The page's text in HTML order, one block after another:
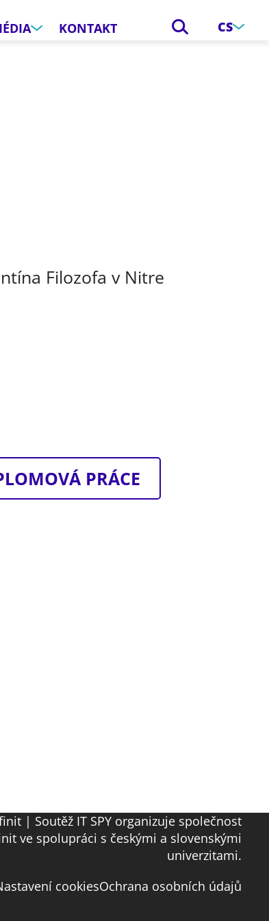
KONTAKT CS
Filozofa v Nitre
PRÁCE
| Soutěž IT SPY organizuje společnost
ve spolupráci s českými a slovenskými
univerzitami.
cookiesOchrana osobních údajů